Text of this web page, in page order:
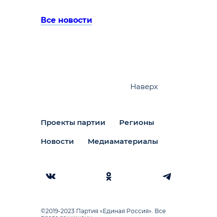
Все новости
Проекты партии Регионы
Новости Медиаматериалы
Наверх
©2019-2023 Партия «Единая Россия». Все